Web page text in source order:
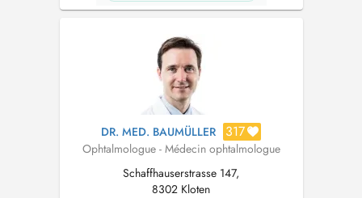
DR. MED. BAUMÜLLER 317
Ophtalmologue - Médecin ophtalmologue
Schaffhauserstrasse 147,
8302 Kloten